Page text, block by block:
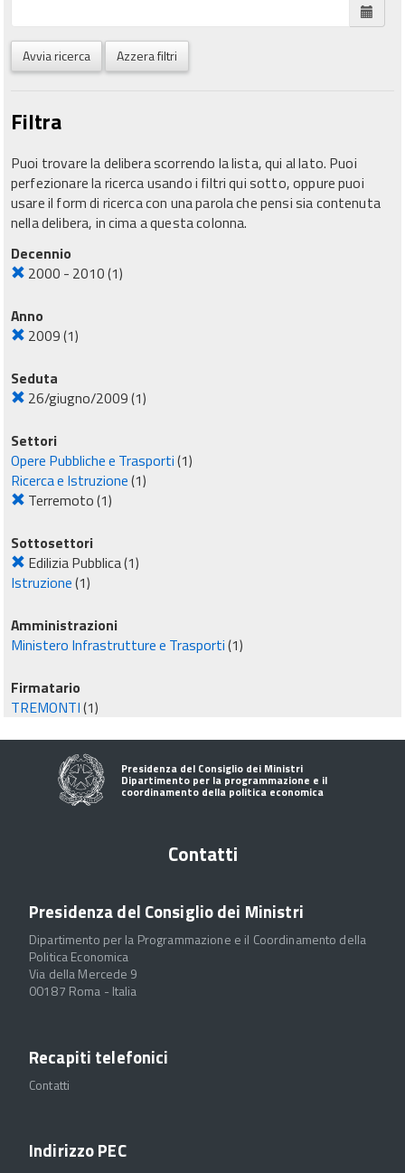
Avvia ricerca Azzera filtri
Filtra
Puoi trovare la delibera scorrendo la lista, qui al lato. Puoi
perfezionare la ricerca usando i filtri qui sotto, oppure puoi
usare il form di ricerca con una parola che pensi sia contenuta
nella delibera, in cima a questa colonna.
Decennio
2000 - 2010(1)
Anno
2009(1)
Seduta
26/giugno/2009(1)
Settori
Opere Pubbliche e Trasporti(1)
Ricerca e Istruzione(1)
Terremoto(1)
Sottosettori
Edilizia Pubblica(1)
Istruzione(1)
Amministrazioni
Ministero Infrastrutture e Trasporti(1)
Firmatario
TREMONTI(1)
Presidenza del Consiglio dei Ministri
Dipartimento per la programmazione e il
coordinamento della politica economica
Contatti
Presidenza del Consiglio dei Ministri
Dipartimento per la Programmazione e il Coordinamento della
Politica Economica
Via della Mercede 9
00187 Roma - Italia
Recapiti telefonici
Contatti
Indirizzo PEC